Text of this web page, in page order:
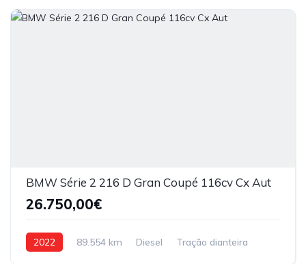
BMW Série 2 216 D Gran Coupé 116cv Cx Aut
26.750,00€
2022 89.554 km Diesel Tração dianteira